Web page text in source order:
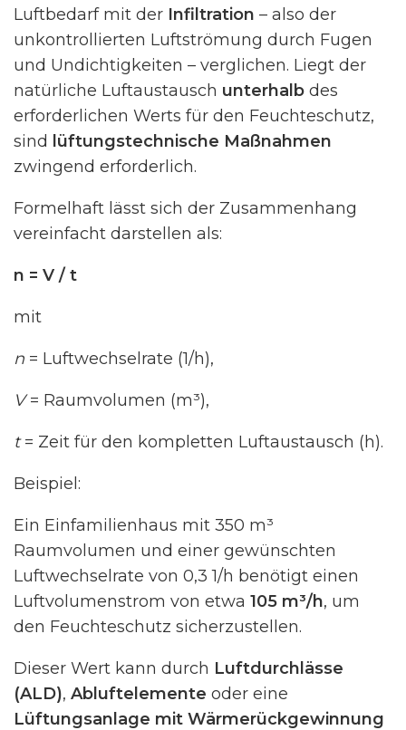
Luftbedarf mit der Infiltration – also der
unkontrollierten Luftströmung durch Fugen
und Undichtigkeiten – verglichen. Liegt der
natürliche Luftaustausch unterhalb des
erforderlichen Werts für den Feuchteschutz,
sind
lüftungstechnische Maßnahmen
zwingend erforderlich.
Formelhaft lässt sich der Zusammenhang
vereinfacht darstellen als:
n = V / t
mit
n = Luftwechselrate (1/h),
V= Raumvolumen (m³),
t= Zeit für den kompletten Luftaustausch (h).
Beispiel:
Ein Einfamilienhaus mit 350 m³
Raumvolumen und einer gewünschten
Luftwechselrate von 0,3 1/h benötigt einen
Luftvolumenstrom von etwa 105 m³/h, um
den Feuchteschutz sicherzustellen.
Dieser Wert kann durch Luftdurchlässe
(ALD), Abluftelemente oder eine
Lüftungsanlage mit Wärmerückgewinnung